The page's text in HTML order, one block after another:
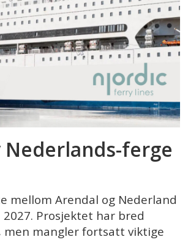
Nederlands-ferge
mellom Arendal og Nederland
Prosjektet har bred
men mangler fortsatt viktige